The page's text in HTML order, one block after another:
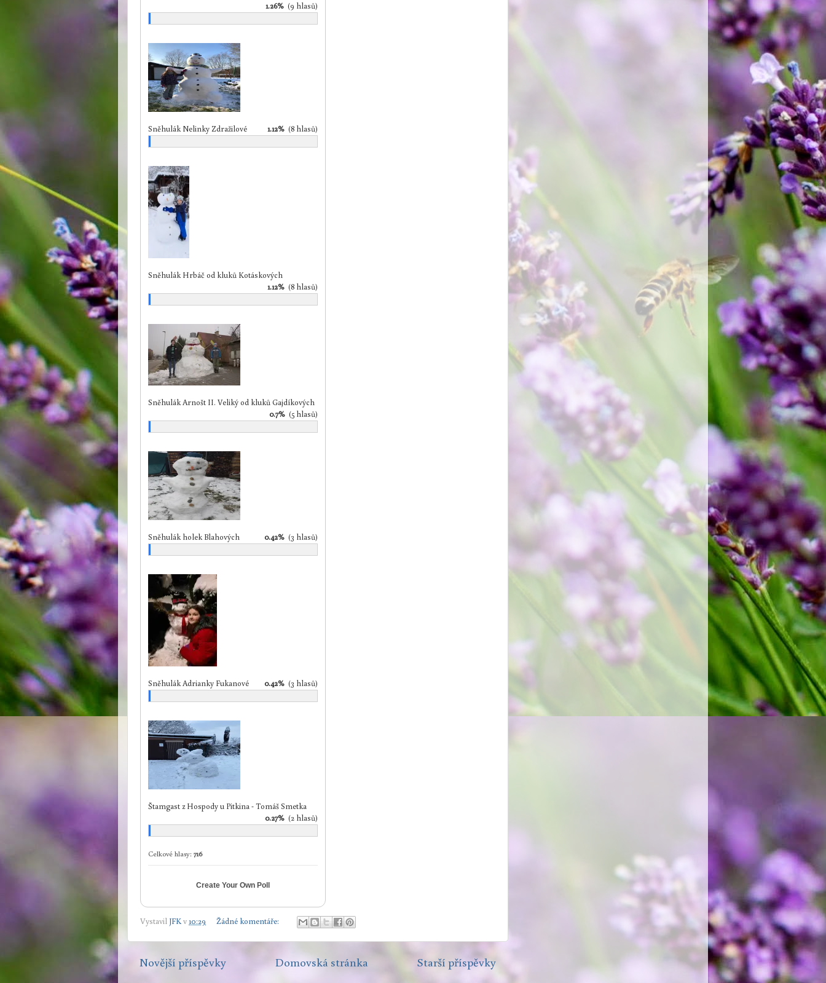
1.26% (9 hlasů)
Sněhulák Nelinky Zdražilové 1.12% (8 hlasů)
Sněhulák Hrbáč od kluků Kotáskových
1.12% (8 hlasů)
Sněhulák Arnošt II. Veliký od kluků Gajdíkových
0.7% (5 hlasů)
Sněhulák holek Blahových 0.42% (3 hlasů)
Sněhulák Adrianky Fukanové 0.42% (3 hlasů)
Štamgast z Hospody u Pitkina - Tomáš Smetka
0.27% (2 hlasů)
Celkové hlasy: 716
Create Your Own Poll
Vystavil JFKv10:29 Žádné komentáře:
Novější příspěvky Starší příspěvky
Domovská stránka